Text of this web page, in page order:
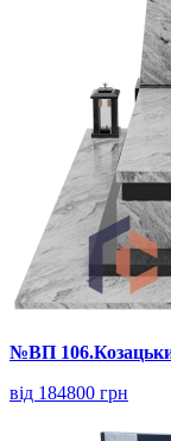
№ВП
від 184800 грн